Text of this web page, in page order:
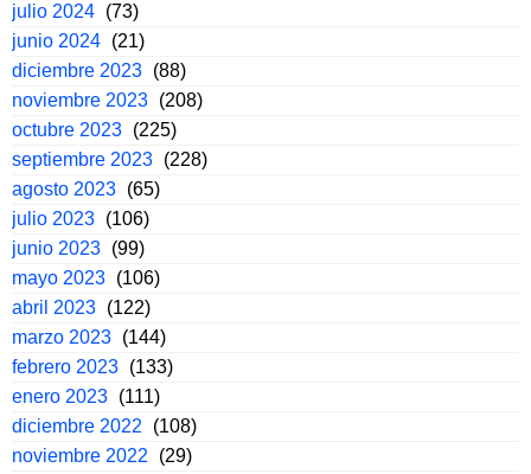
julio 2024 (73)
junio 2024 (21)
diciembre 2023 (88)
noviembre 2023 (208)
octubre 2023 (225)
septiembre 2023 (228)
agosto 2023 (65)
julio 2023 (106)
junio 2023 (99)
mayo 2023 (106)
abril 2023 (122)
marzo 2023 (144)
febrero 2023 (133)
enero 2023 (111)
diciembre 2022
(108)
noviembre 2022
(29)